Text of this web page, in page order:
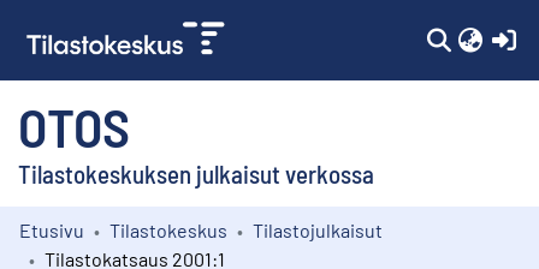
OTOS
Tilastokeskuksen julkaisut verkossa
Kokoelmat
Etusivu Tilastokeskus
Tilastojulkaisut
Tilastokatsaus 2001:1